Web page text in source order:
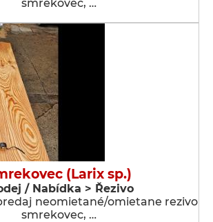
smrekovec, …
(Larix sp.)
/ Nabídka > Řezivo
neomietané/omietane rezivo
smrekovec, …